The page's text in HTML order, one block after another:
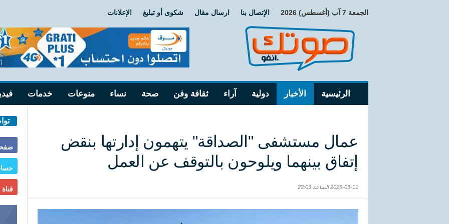
الجمعة 7 آب (أغسطس) 2026 الإتصال بنا ارسال مقال شكوى أو تبليغ الإعلانات
الرئيسية الأخبار دولية آراء ثقافة وفن صحة نساء منوعات خدمات
عمال مستشفى "الصداقة" يتهمون إدارتها بنقض
إتفاق بينهما ويلوحون بالتوقف عن العمل
2025-03-11 الساعة 22:03